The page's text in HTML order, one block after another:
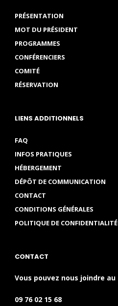
PRÉSENTATION
MOT DU PRÉSIDENT
PROGRAMMES
CONFÉRENCIERS
COMITÉ
RÉSERVATION
LIENS ADDITIONNELS
FAQ
INFOS PRATIQUES
HÉBERGEMENT
DÉPÔT DE COMMUNICATION
CONTACT
CONDITIONS GÉNÉRALES
POLITIQUE DE CONFIDENTIALITÉ
CONTACT
Vous pouvez nous joindre au
09 76 02 15 68